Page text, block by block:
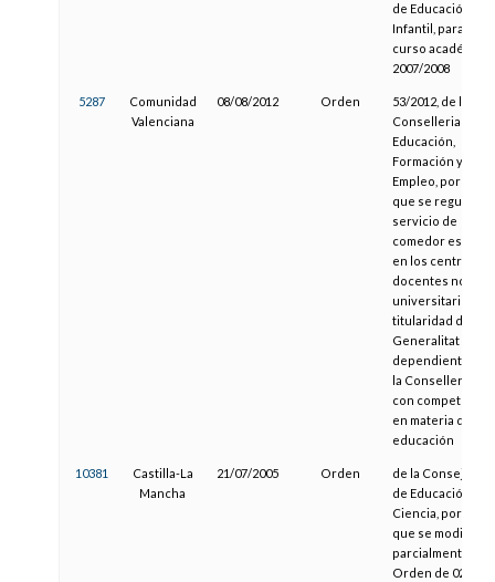
de Educación
Infantil, para el
curso académico
2007/2008
5287
Comunidad
Valenciana
08/08/2012 Orden
53/2012, de la
Conselleria de
Educación,
Formación y
Empleo, por la
que se regula el
servicio de
comedor escolar
en los centros
docentes no
universitarios de
titularidad de la
Generalitat
dependientes de
la Conselleria
con competencia
en materia de
educación
10381
Castilla-La
Mancha
21/07/2005 Orden
de la Consejería
de Educación y
Ciencia, por la
que se modifica
parcialmente la
Orden de 02-03-